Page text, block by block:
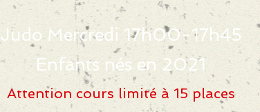
Judo Mercredi 17h00-17h45
Enfants nés en 2021
Attention cours limité à 15 places